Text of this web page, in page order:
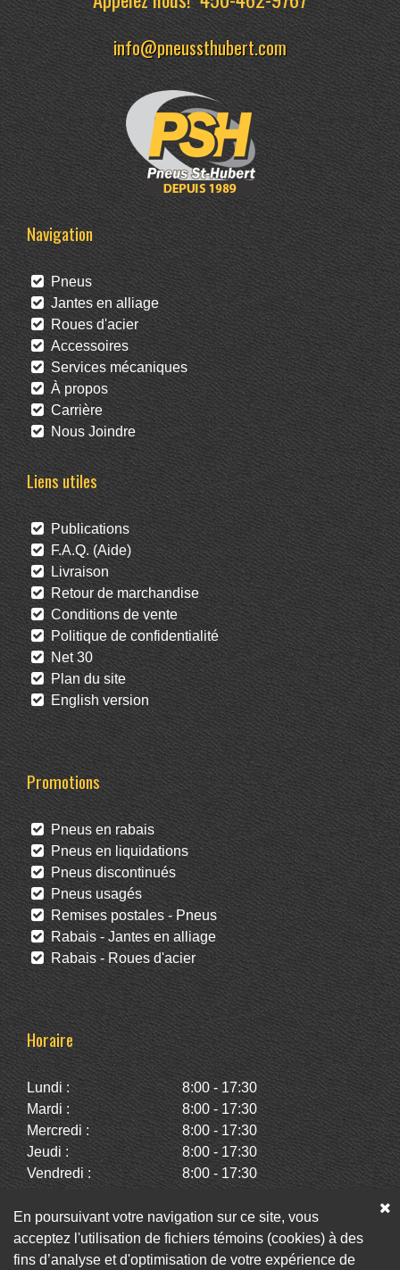
info@pneussthubert.com
Navigation
Pneus
Jantes en alliage
Roues d'acier
Accessoires
Services mécaniques
À propos
Carrière
Nous Joindre
Liens utiles
Publications
F.A.Q. (Aide)
Livraison
Retour de marchandise
Conditions de vente
Politique de confidentialité
Net 30
Plan du site
English version
Promotions
Pneus en rabais
Pneus en liquidations
Pneus discontinués
Pneus usagés
Remises postales - Pneus
Rabais - Jantes en alliage
Rabais - Roues d'acier
Horaire
Lundi :
8:00 - 17:30
Mardi :
8:00 - 17:30
Mercredi :
8:00 - 17:30
Jeudi :
8:00 - 17:30
Vendredi :
8:00 - 17:30
Dimanche :
Fermé
En poursuivant votre navigation sur ce site, vous
acceptez l'utilisation de fichiers témoins (cookies) à des
fins d’analyse et d'optimisation de votre expérience de